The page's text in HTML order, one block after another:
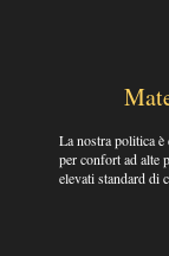
La nostra politica
per confort ad alte
elevati standard di